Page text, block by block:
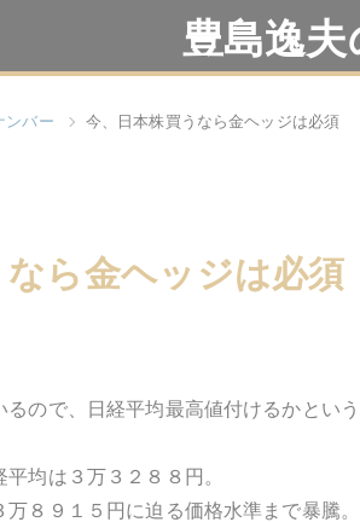
豊島逸
ンバー 今、日本株買うなら金ヘッジは必須
ら金ヘッジは必須
ので、日経平均最高値付けるかとい
均は３万３２８８円。
８９１５円に迫る価格水準まで暴騰。